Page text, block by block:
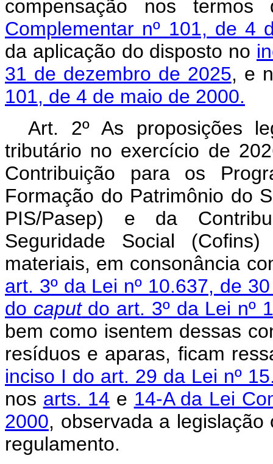
compensação nos
Complementar nº 101, de 4
da aplicação do disposto no
31 de dezembro de 2025, e
101, de 4 de maio de 2000.
Art. 2ºAs proposições
tributário no exercício de
Contribuição para os
Formação do Patrimônio do
PIS/Pasep) e da
Seguridade Social
materiais, em consonância
art. 3º da Lei nº 10.637, de
do caputdo art. 3º da Lei nº
bem como isentem dessas
resíduos e aparas, ficam
inciso I do art. 29 da Lei nº
nos arts. 14 e 14-A da Lei
2000, observada a
regulamento.